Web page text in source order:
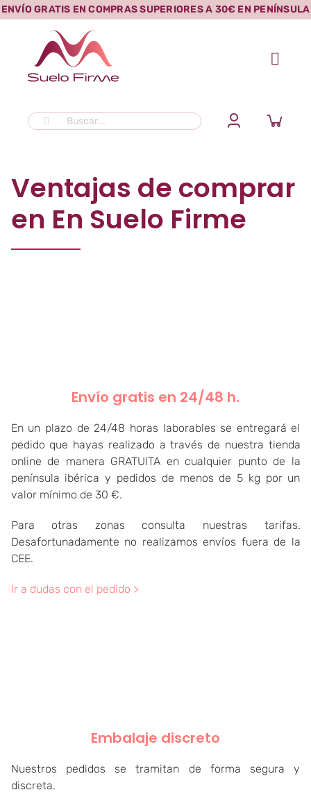
Saltar
al
contenido
ENVÍO GRATIS EN COMPRAS SUPERIORES A 30€ EN PENÍNSULA
Buscar:
Ventajas de comprar
en En Suelo Firme
Envío gratis en 24/48 h.
En un plazo de 24/48 horas laborables se entregará el
pedido que hayas realizado a través de nuestra tienda
online de manera GRATUITA en cualquier punto de la
península ibérica y pedidos de menos de 5 kg por un
valor mínimo de 30 €.
Para otras zonas consulta nuestras tarifas.
Desafortunadamente no realizamos envíos fuera de la
CEE.
Ir a dudas con el pedido >
Embalaje discreto
Nuestros pedidos se tramitan de forma segura y
discreta.